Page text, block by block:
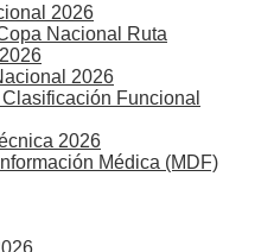
2026
Nacional Ruta
2026
Funcional
2026
Médica (MDF)